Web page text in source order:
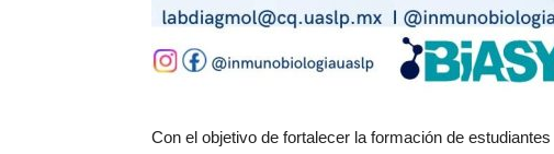
Con el objetivo de fortalecer la formación de